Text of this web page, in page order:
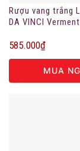
Rượu vang trắng
DA VINCI
585.000₫
MUA